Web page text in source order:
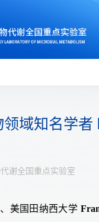
领域知名学
谢全国重点实验室
、 美国田纳西大学